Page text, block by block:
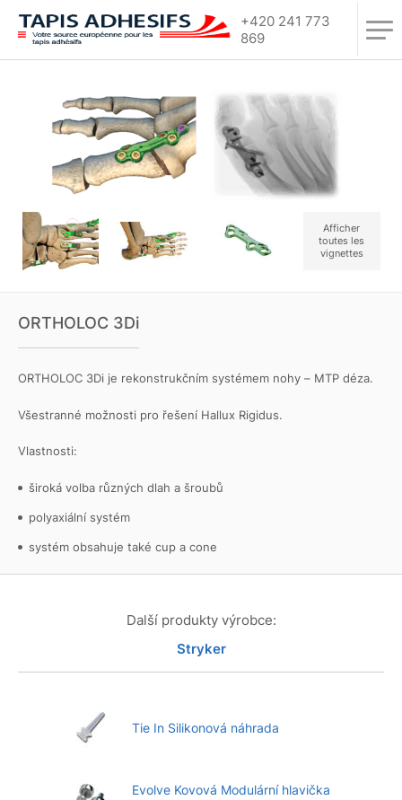
+420 241 773
869
Afficher
toutes les
vignettes
ORTHOLOC 3Di
ORTHOLOC 3Di je rekonstrukčním systémem nohy – MTP déza.
Všestranné možnosti pro řešení Hallux Rigidus.
Vlastnosti:
široká volba různých dlah a šroubů
polyaxiální systém
systém obsahuje také cup a cone
Další produkty výrobce:
Stryker
Tie In Silikonová náhrada
Evolve Kovová Modulární hlavička